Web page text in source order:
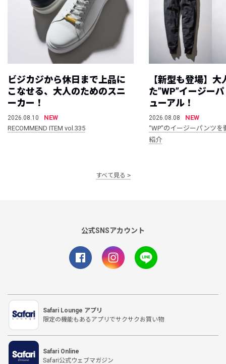
ビジカジから休日まで上品に
こなせる、大人のためのスニ
ーカー！
2026.08.10
NEW
RECOMMEND ITEM vol.335
【新型も登場】大
た”WP”イージー
ューアル！
2026.08.08
NEW
“WP”のイージーパンツ
紹介
すべて見る
公式SNSアカウント
Safari Lounge アプリ
限定の機能もあるアプリでサクサクお買い物
Safari Online
Safari公式ウェブマガジン